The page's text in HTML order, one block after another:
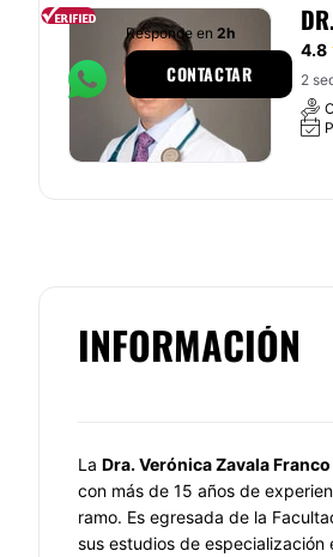
4.8
2
Responde en 2h
CONTACTAR
INFORMACIÓN
La Dra. Verónica Zavala Franco
con más de 15 años de
ramo. Es egresada de la
sus estudios de especialización